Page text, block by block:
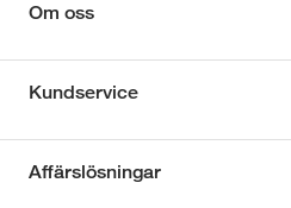
Om oss
Kundservice
Affärslösningar